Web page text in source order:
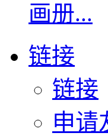
画册...
链接
链接
申请